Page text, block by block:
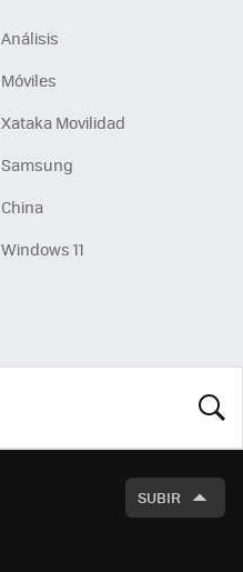
Análisis
Móviles
Xataka Movilidad
Samsung
China
Windows 11
SUBIR